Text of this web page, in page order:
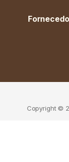
Copyright ©